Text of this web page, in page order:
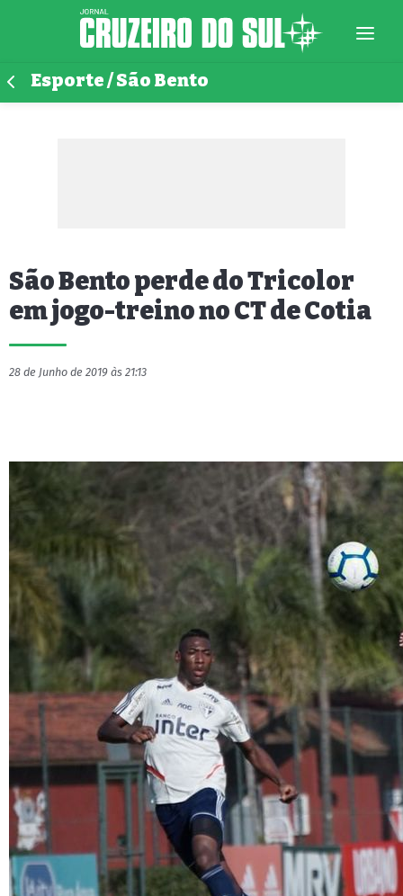
Esporte / São Bento
São Bento perde do Tricolor
em jogo-treino no CT de Cotia
28 de Junho de 2019 às 21:13